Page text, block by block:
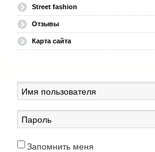
Street fashion
Отзывы
Карта сайта
Запомнить меня